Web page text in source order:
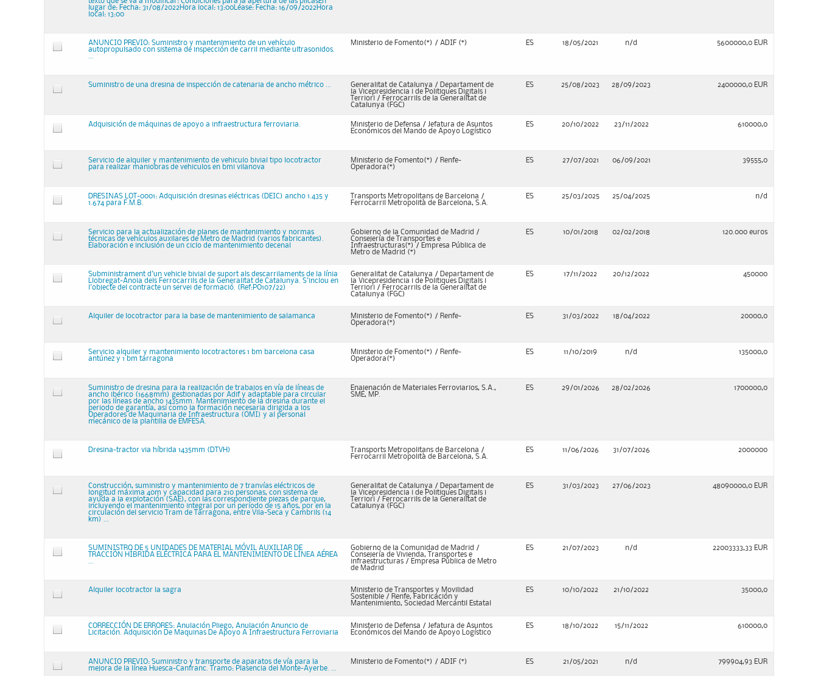
lugar de: Fecha: 31/08/2022Hora local: 13:00Léase: Fecha: 16/09/2022Hora
local: 13:00
ANUNCIO PREVIO: Suministro y mantenimiento de un vehículo
autopropulsado con sistema de inspección de carril mediante ultrasonidos.
Ministerio de Fomento(*) / ADIF (*) ES 18/05/2021 n/d 5600000,0 EUR
Suministro de una dresina de inspección de catenaria de ancho métrico ...
Generalitat de Catalunya / Departament de
la Vicepresidencia i de Politiques Digitals i
Terriori / Ferrocarrils de la Generalitat de
Catalunya (FGC)
ES 25/08/2023 28/09/2023 2400000,0 EUR
Adquisición de máquinas de apoyo a infraestructura ferroviaria.
Ministerio de Defensa / Jefatura de Asuntos
Económicos del Mando de Apoyo Logístico
ES 20/10/2022 23/11/2022 610000,0
Servicio de alquiler y mantenimiento de vehiculo bivial tipo locotractor
para realizar maniobras de vehiculos en bmi vilanova
Ministerio de Fomento(*) / Renfe-
Operadora(*)
ES 27/07/2021 06/09/2021 39555,0
DRESINAS LOT-0001: Adquisición dresinas eléctricas (DEIC) ancho 1.435 y
1.674 para F.M.B.
Transports Metropolitans de Barcelona /
Ferrocarril Metropolità de Barcelona, S.A.
ES 25/03/2025 25/04/2025 n/d
Servicio para la actualización de planes de mantenimiento y normas
técnicas de vehículos auxilares de Metro de Madrid (varios fabricantes).
Elaboración e inclusión de un ciclo de mantenimiento decenal
Gobierno de la Comunidad de Madrid /
Consejería de Transportes e
Infraestructuras(*) / Empresa Pública de
Metro de Madrid (*)
ES 10/01/2018 02/02/2018 120.000 euros
Subministrament d'un vehicle bivial de suport als descarrilaments de la línia
Llobregat-Anoia dels Ferrocarrils de la Generalitat de Catalunya. S'inclou en
l'objecte del contracte un servei de formació. (Ref:PO107/22)
Generalitat de Catalunya / Departament de
la Vicepresidencia i de Politiques Digitals i
Terriori / Ferrocarrils de la Generalitat de
Catalunya (FGC)
ES 17/11/2022 20/12/2022 450000
Alquiler de locotractor para la base de mantenimiento de salamanca
Ministerio de Fomento(*) / Renfe-
Operadora(*)
ES 31/03/2022 18/04/2022 20000,0
Servicio alquiler y mantenimiento locotractores 1 bm barcelona casa
antúnez y 1 bm tarragona
Ministerio de Fomento(*) / Renfe-
Operadora(*)
ES 11/10/2019 n/d 135000,0
Suministro de dresina para la realización de trabajos en vía de líneas de
ancho ibérico (1668mm) gestionadas por Adif y adaptable para circular
por las líneas de ancho 1435mm. Mantenimiento de la dresina durante el
periodo de garantía, así como la formación necesaria dirigida a los
Operadores de Maquinaria de Infraestructura (OMI) y al personal
mecánico de la plantilla de EMFESA.
Enajenación de Materiales Ferroviarios, S.A.,
SME, MP.
ES 29/01/2026 28/02/2026 1700000,0
Dresina-tractor via híbrida 1435mm (DTVH)
Transports Metropolitans de Barcelona /
Ferrocarril Metropolità de Barcelona, S.A.
ES 11/06/2026 31/07/2026 2000000
Construcción, suministro y mantenimiento de 7 tranvías eléctricos de
longitud máxima 40m y capacidad para 210 personas, con sistema de
ayuda a la explotación (SAE), con las correspondiente piezas de parque,
incluyendo el mantenimiento integral por un período de 15 años, por en la
circulación del servicio Tram de Tarragona, entre Vila-Seca y Cambrils (14
km) ...
Generalitat de Catalunya / Departament de
la Vicepresidencia i de Politiques Digitals i
Terriori / Ferrocarrils de la Generalitat de
Catalunya (FGC)
ES 31/03/2023 27/06/2023 48090000,0 EUR
SUMINISTRO DE 5 UNIDADES DE MATERIAL MÓVIL AUXILIAR DE
TRACCIÓN HÍBRIDA ELÉCTRICA PARA EL MANTENIMIENTO DE LÍNEA AÉREA
Gobierno de la Comunidad de Madrid /
Consejería de Vivienda, Transportes e
infraestructuras / Empresa Pública de Metro
de Madrid
ES 21/07/2023 n/d 22003333,33 EUR
Alquiler locotractor la sagra
Ministerio de Transportes y Movilidad
Sostenible / Renfe, Fabricación y
Mantenimiento, Sociedad Mercantil Estatal
ES 10/10/2022 21/10/2022 35000,0
CORRECCIÓN DE ERRORES: Anulación Pliego, Anulación Anuncio de
Licitación. Adquisición De Maquinas De Apoyo A Infraestructura Ferroviaria
Ministerio de Defensa / Jefatura de Asuntos
Económicos del Mando de Apoyo Logístico
ES 18/10/2022 15/11/2022 610000,0
ANUNCIO PREVIO: Suministro y transporte de aparatos de vía para la
mejora de la línea Huesca-Canfranc. Tramo: Plasencia del Monte-Ayerbe. ...
Ministerio de Fomento(*) / ADIF (*) ES 21/05/2021 n/d 799904,93 EUR